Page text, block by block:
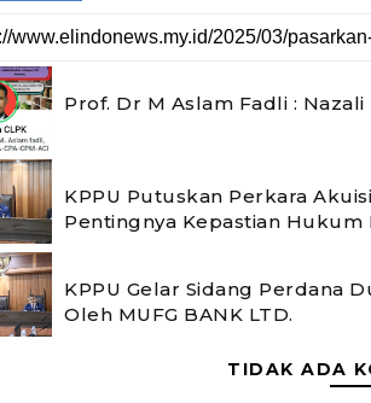
Prof. Dr M Aslam Fadli :
KPPU Putuskan Perkara
Pentingnya Kepastian Hukum
KPPU Gelar Sidang Perdana
Oleh MUFG BANK LTD.
TIDAK ADA